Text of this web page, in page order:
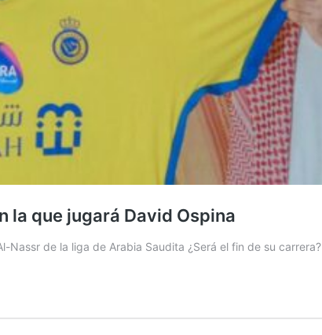
la que jugará David Ospina
de la liga de Arabia Saudita ¿Será el fin de su carrera?